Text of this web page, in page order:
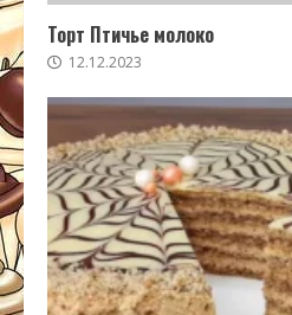
Торт Птичье молоко
12.12.2023